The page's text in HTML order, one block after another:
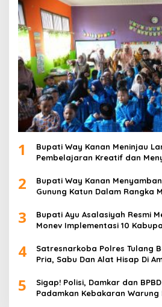
1
Bupati Way Kanan Meninjau
Pembelajaran Kreatif dan
2
Bupati Way Kanan
Gunung Katun Dalam Rangka
3
Bupati Ayu Asalasiyah Resmi
Monev Implementasi 10
4
Satresnarkoba Polres Tulang
Pria, Sabu Dan Alat Hisap Di
5
Sigap! Polisi, Damkar dan
Padamkan Kebakaran Warung